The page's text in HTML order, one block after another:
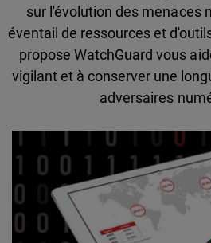
sur l'évolution des menaces
éventail de ressources et
propose WatchGuard vous
vigilant et à conserver une
adversaires